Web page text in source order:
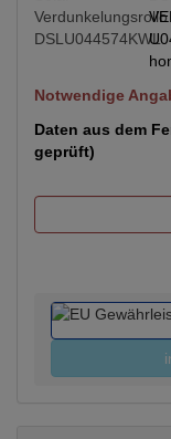
Notwendige
Daten aus dem
geprüft)